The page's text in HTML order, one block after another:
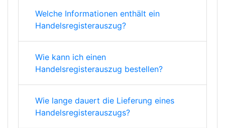
Welche Informationen enthält ein
Handelsregisterauszug?
Wie kann ich einen
Handelsregisterauszug bestellen?
Wie lange dauert die Lieferung eines
Handelsregisterauszugs?